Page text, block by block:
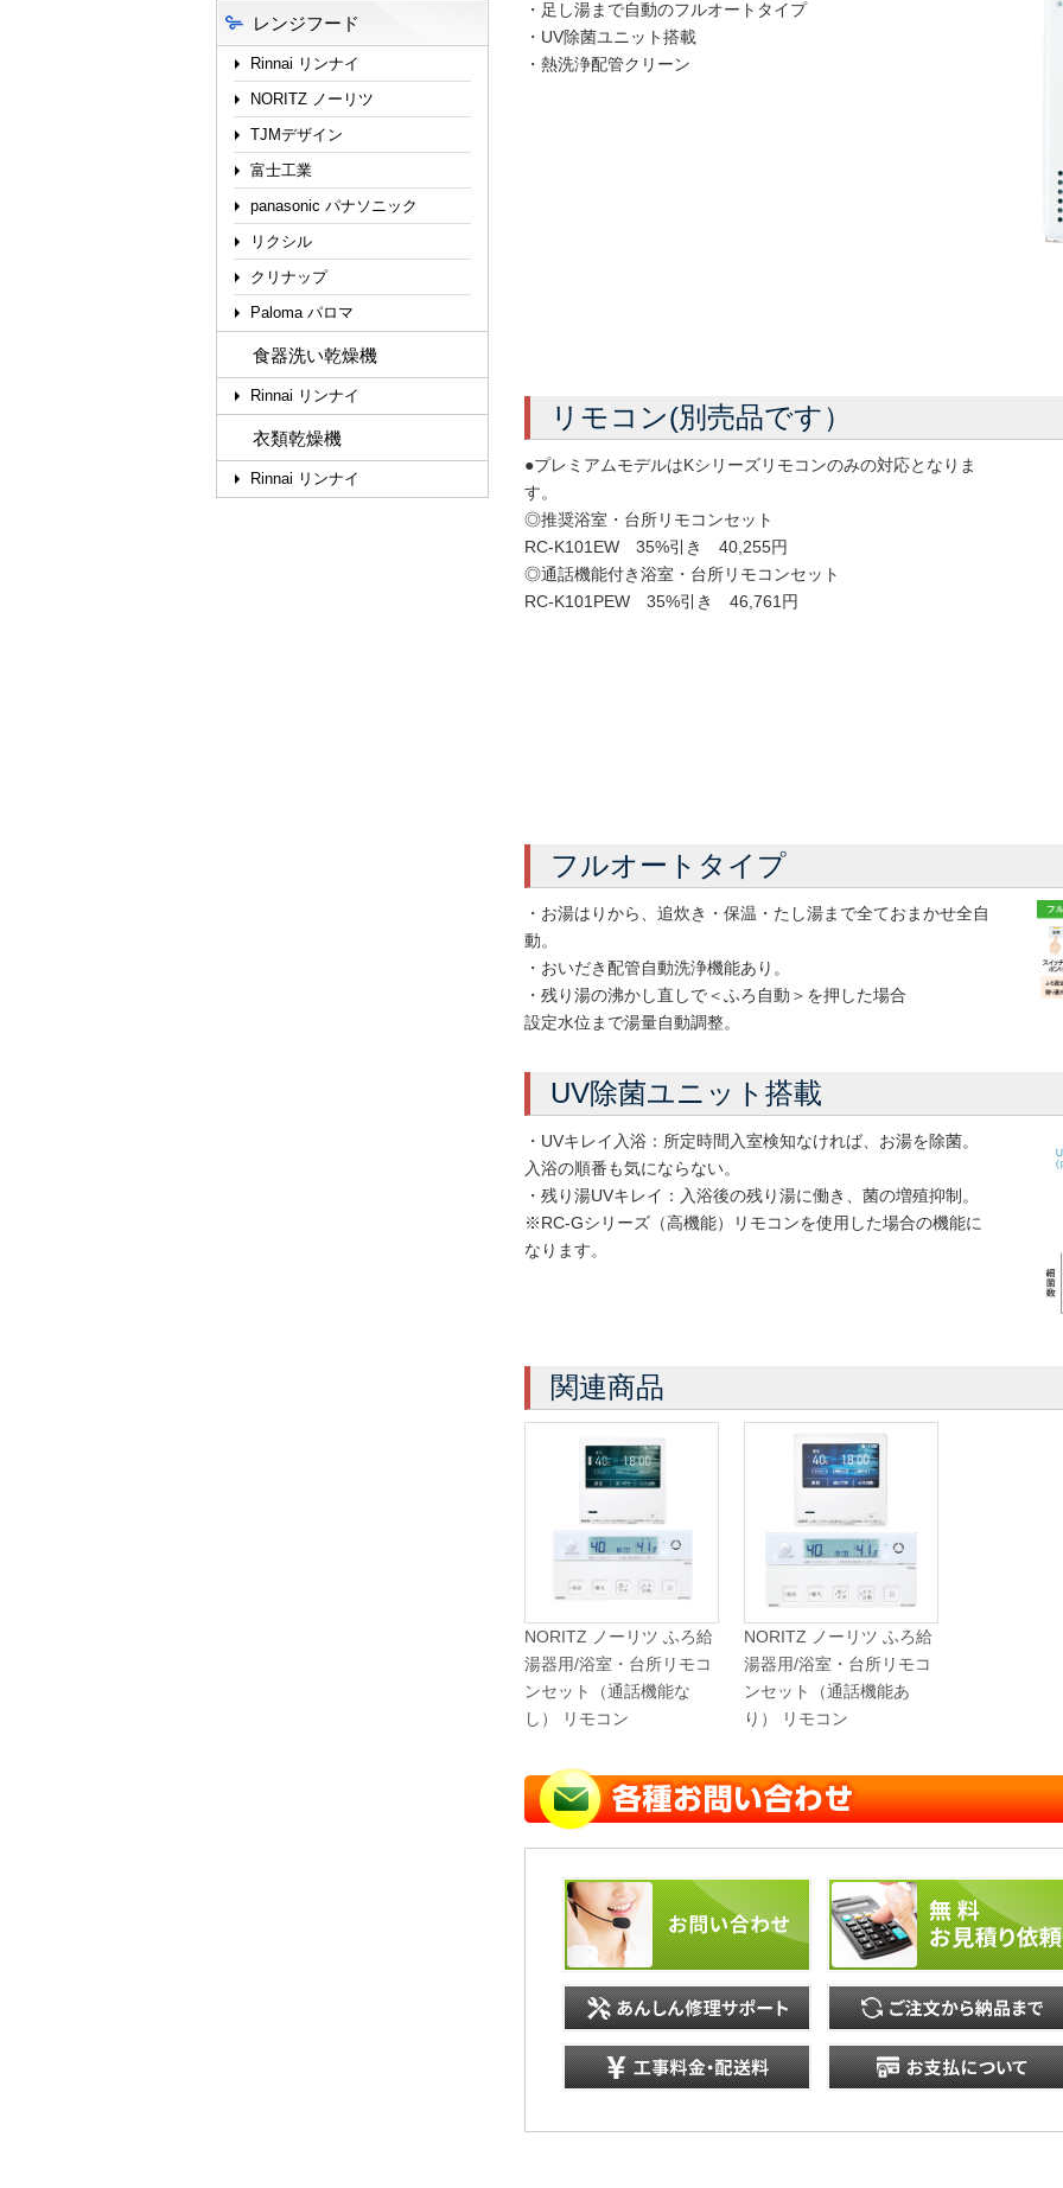
・足し湯まで自動のフルオートタイプ
・UV除菌ユニット搭載
・熱洗浄配管クリーン
リモコン(別売品です）
●プレミアムモデルはKシリーズリモコンのみの対応となりま
す。
◎推奨浴室・台所リモコンセット
RC-K101EW 35%引き 40,255円
◎通話機能付き浴室・台所リモコンセット
RC-K101PEW 35%引き 46,761円
フルオートタイプ
・お湯はりから、追炊き・保温・たし湯まで全ておまかせ全自
動。
・おいだき配管自動洗浄機能あり。
・残り湯の沸かし直しで＜ふろ自動＞を押した場合
設定水位まで湯量自動調整。
UV除菌ユニット搭載
・UVキレイ入浴：所定時間入室検知なければ、お湯を除菌。
入浴の順番も気にならない。
・残り湯UVキレイ：入浴後の残り湯に働き、菌の増殖抑制。
※RC-Gシリーズ（高機能）リモコンを使用した場合の機能に
なります。
関連商品
NORITZ ノーリツ ふろ給
湯器用/浴室・台所リモコ
ンセット（通話機能な
し） リモコン
NORITZ ノーリツ ふろ給
湯器用/浴室・台所リモコ
ンセット（通話機能あ
り） リモコン
レンジフード
Rinnai リンナイ
NORITZ ノーリツ
TJMデザイン
富士工業
panasonic パナソニック
リクシル
クリナップ
Paloma パロマ
食器洗い乾燥機
Rinnai リンナイ
衣類乾燥機
Rinnai リンナイ